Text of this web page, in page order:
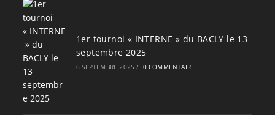
1er tournoi « INTERNE » du BACLY le 13
septembre 2025
6 SEPTEMBRE 2025 / 0 COMMENTAIRE